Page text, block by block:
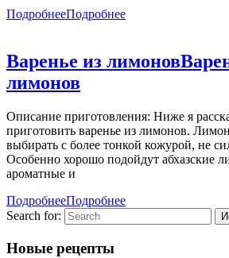
ПодробнееПодробнее
Варенье из лимонов
лимонов
Описание приготовления: Ниже я
приготовить варенье из лимонов.
выбирать с более тонкой кожурой, не
Особенно хорошо подойдут абхазские
ароматные и
ПодробнееПодробнее
Search for:
Новые рецепты